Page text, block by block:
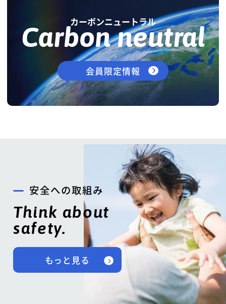
カーボンニュートラル
Carbon neutral
会員限定情報
安全への取組み
Think about
safety.
もっと見る